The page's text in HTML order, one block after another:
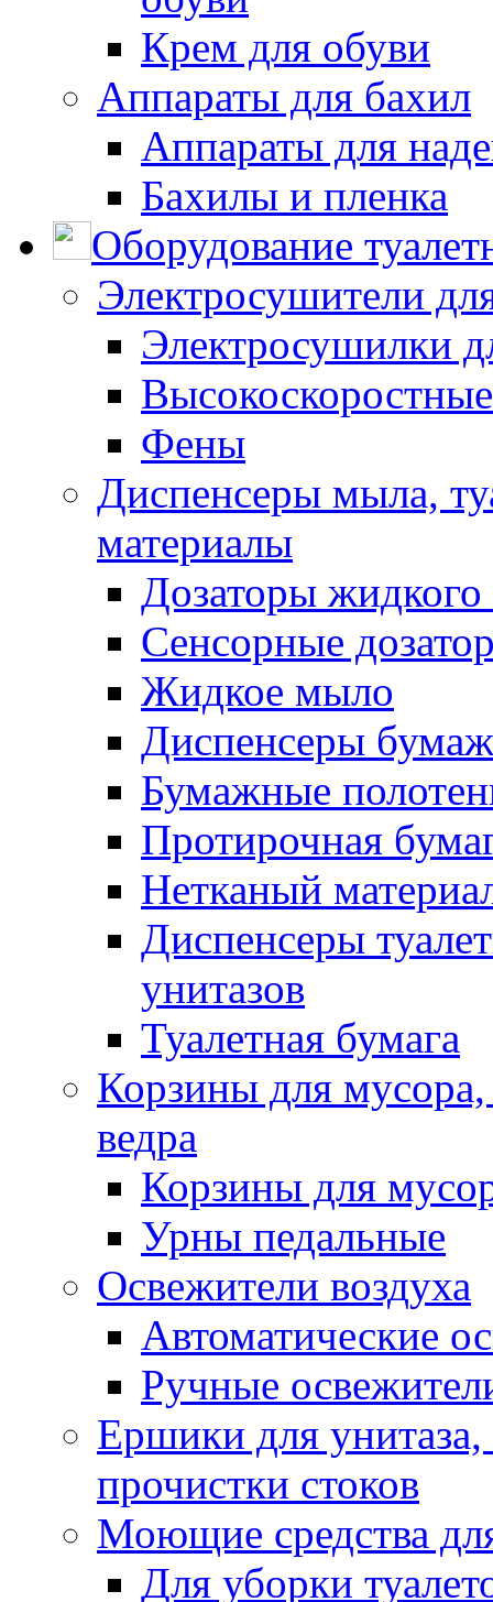
Крем для обуви
Аппараты для бахил
Аппараты для
Бахилы и пленка
Оборудование
Электросушители
Электросушилки
Фены
Диспенсеры мыла,
материалы
Дозаторы
Сенсорные
Жидкое мыло
Диспенсеры
Бумажные
Протирочная
Нетканый
Диспенсеры
унитазов
Туалетная бумага
Корзины для
ведра
Корзины для
Урны педальные
Освежители воздуха
Автоматические
Ручные
Ершики для
прочистки стоков
Моющие средства
Для уборки